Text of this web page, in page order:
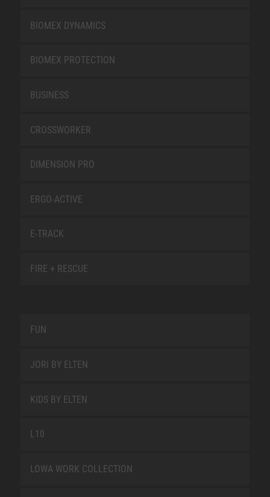
BIOMEX DYNAMICS
BIOMEX PROTECTION
BUSINESS
CROSSWORKER
DIMENSION PRO
ERGO-ACTIVE
E-TRACK
FIRE + RESCUE
FUN
JORI BY ELTEN
KIDS BY ELTEN
L10
LOWA WORK COLLECTION